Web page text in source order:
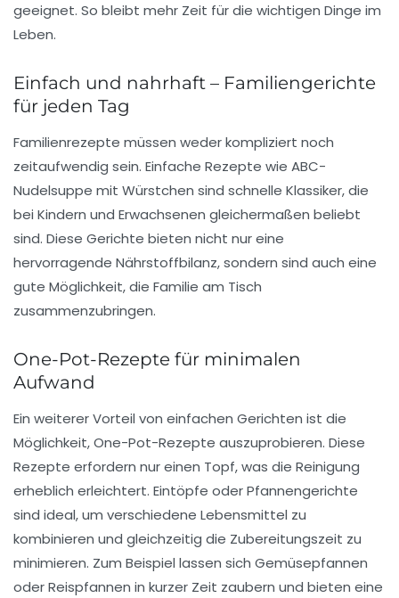
geeignet. So bleibt mehr Zeit für die wichtigen Dinge im
Leben.
Einfach und nahrhaft – Familiengerichte
für jeden Tag
Familienrezepte müssen weder kompliziert noch
zeitaufwendig sein. Einfache Rezepte wie ABC-
Nudelsuppe mit Würstchen sind schnelle Klassiker, die
bei Kindern und Erwachsenen gleichermaßen beliebt
sind. Diese Gerichte bieten nicht nur eine
hervorragende Nährstoffbilanz, sondern sind auch eine
gute Möglichkeit, die Familie am Tisch
zusammenzubringen.
One-Pot-Rezepte für minimalen
Aufwand
Ein weiterer Vorteil von einfachen Gerichten ist die
Möglichkeit,One-Pot-Rezepte auszuprobieren. Diese
Rezepte erfordern nur einen Topf, was die Reinigung
erheblich erleichtert. Eintöpfe oder Pfannengerichte
sind ideal, um verschiedene Lebensmittel zu
kombinieren und gleichzeitig die Zubereitungszeit zu
minimieren. Zum Beispiel lassen sich Gemüsepfannen
oderReispfannen in kurzer Zeit zaubern und bieten eine